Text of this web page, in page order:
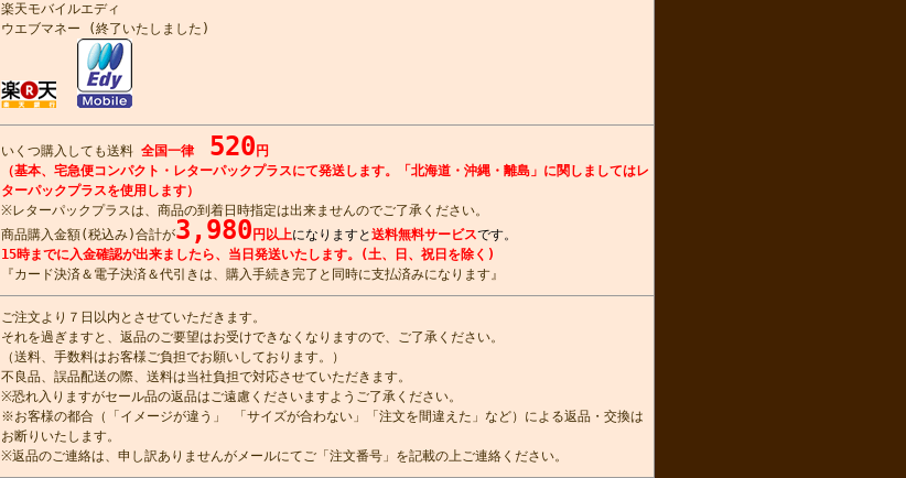
楽天モバイルエディ
ウエブマネー (終了いたしました)
いくつ購入しても送料 全国一律520 円
（基本、宅急便コンパクト・レターパックプラスにて発送します。「北海道・沖縄・離島」に関しましてはレ
ターパックプラスを使用します）
※レターパックプラスは、商品の到着日時指定は出来ませんのでご了承ください。
商品購入金額(税込み)合計が3,980 円以上になりますと送料無料サービスです。
15時までに入金確認が出来ましたら、当日発送いたします。(土、日、祝日を除く)
『カード決済＆電子決済＆代引きは、購入手続き完了と同時に支払済みになります』
ご注文より７日以内とさせていただきます。
それを過ぎますと、返品のご要望はお受けできなくなりますので、ご了承ください。
（送料、手数料はお客様ご負担でお願いしております。）
不良品、誤品配送の際、送料は当社負担で対応させていただきます。
※恐れ入りますがセール品の返品はご遠慮くださいますようご了承ください。
※お客様の都合（「イメージが違う」 「サイズが合わない」「注文を間違えた」など）による返品・交換は
お断りいたします。
※返品のご連絡は、申し訳ありませんがメールにてご「注文番号」を記載の上ご連絡ください。